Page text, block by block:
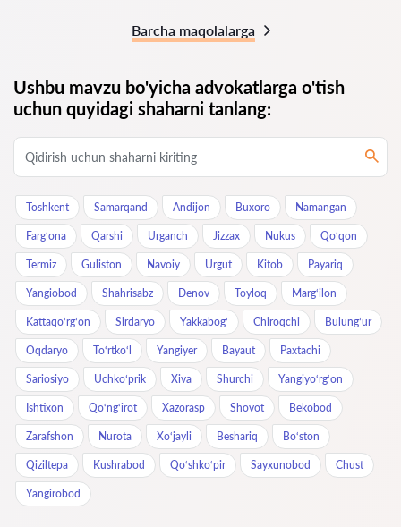
Barcha maqolalarga
Ushbu mavzu bo'yicha advokatlarga o'tish
uchun quyidagi shaharni tanlang:
Toshkent Samarqand Andijon Buxoro Namangan
Farg‘ona Qarshi Urganch Jizzax Nukus Qo‘qon
Termiz Guliston Navoiy Urgut Kitob Payariq
Yangiobod Shahrisabz Denov Toyloq Marg‘ilon
Kattaqo‘rg‘on Sirdaryo Yakkabog‘ Chiroqchi Bulung‘ur
Oqdaryo To‘rtko‘l Yangiyer Bayaut Paxtachi
Sariosiyo Uchkoʻprik Xiva Shurchi Yangiyo‘rg‘on
Ishtixon Qo‘ng‘irot Xazorasp Shovot Bekobod
Zarafshon Nurota Xo‘jayli Beshariq Bo‘ston
Qiziltepa Kushrabod Qo‘shko‘pir Sayxunobod Chust
Yangirobod